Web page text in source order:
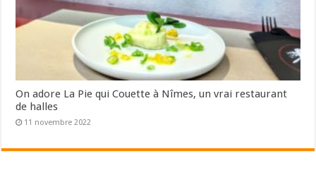
On adore La Pie qui Couette à Nîmes, un vrai restaurant
de halles
11 novembre 2022